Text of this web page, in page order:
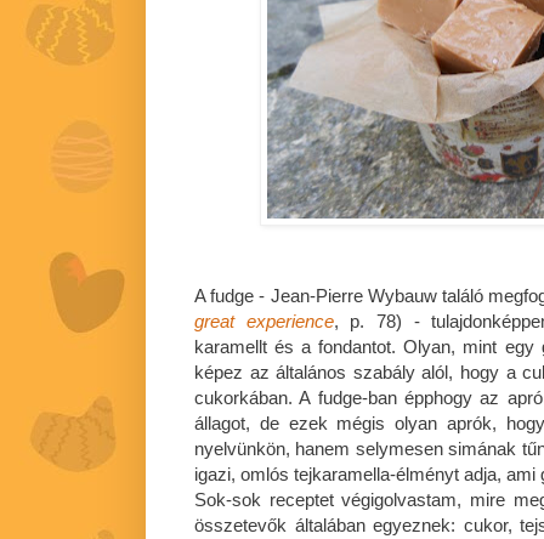
A fudge - Jean-Pierre Wybauw találó
great experience, p. 78) -
karamellt és a fondantot. Olyan, mint
képez az általános szabály alól, hogy a
cukorkában. A fudge-ban épphogy az
állagot, de ezek mégis olyan aprók,
nyelvünkön, hanem selymesen simának
igazi, omlós tejkaramella-élményt adja,
Sok-sok receptet végigolvastam, mire
összetevők általában egyeznek: cukor,